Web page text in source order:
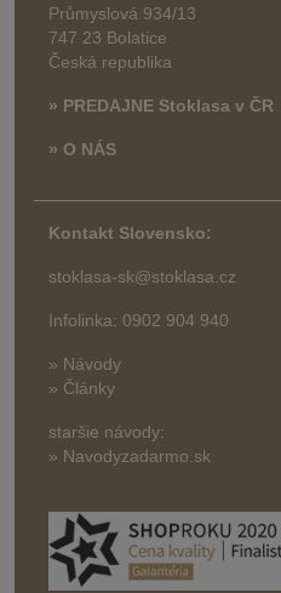
Průmyslová 934/13
747 23 Bolatice
Česká republika
» PREDAJNE Stoklasa v ČR
» O NÁS
Kontakt Slovensko:
stoklasa-sk@stoklasa.cz
Infolinka: 0902 904 940
» Návody
» Články
staršie návody:
» Navodyzadarmo.sk